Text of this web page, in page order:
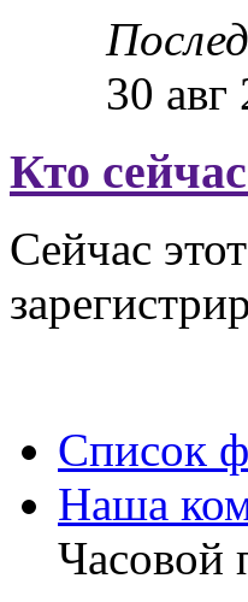
30 авг
Кто
Сейчас
Список
Наша
Часовой